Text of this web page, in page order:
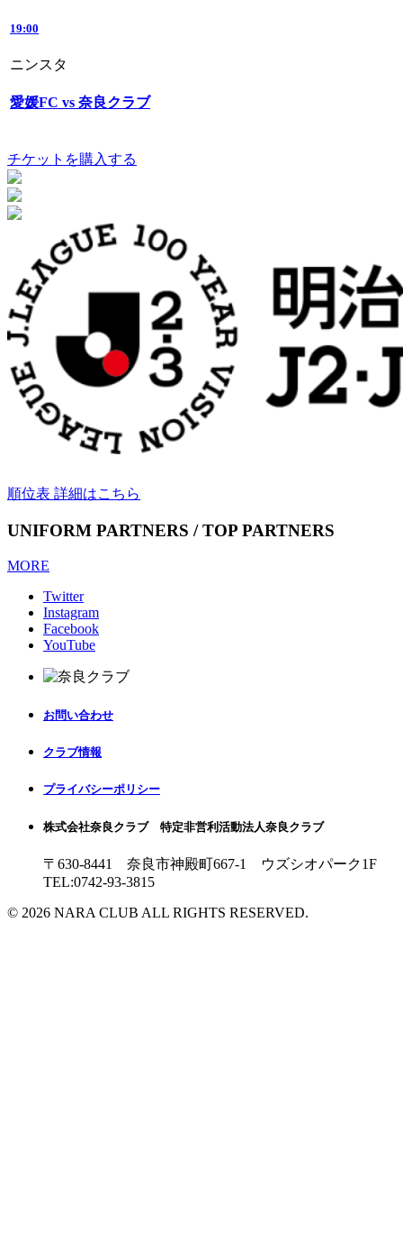
19:00
ニンスタ
愛媛FC vs 奈良クラブ
チケットを購入する
順位表 詳細はこちら
UNIFORM PARTNERS / TOP PARTNERS
MORE
Twitter
Instagram
Facebook
YouTube
お問い合わせ
クラブ情報
プライバシーポリシー
株式会社奈良クラブ 特定非営利活動法人奈良クラブ
〒630-8441 奈良市神殿町667-1
ウズシオパーク1F
TEL:0742-93-3815
© 2026 NARA CLUB ALL RIGHTS RESERVED.